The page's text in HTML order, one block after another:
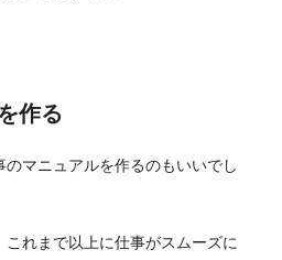
作る
マニュアルを作るのもいいでし
れまで以上に仕事がスムーズに